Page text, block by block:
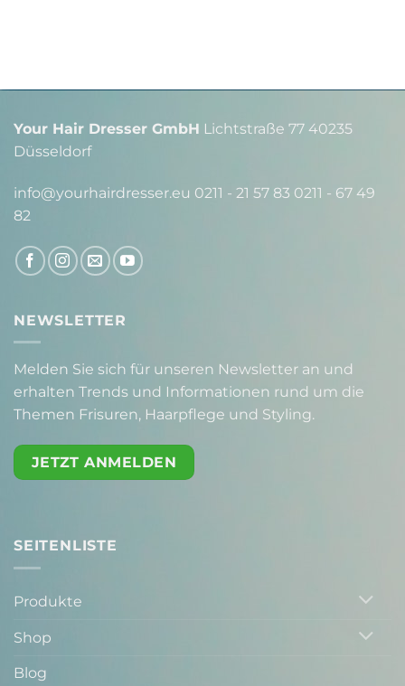
Your Hair Dresser GmbH Lichtstraße 77 40235
Düsseldorf
info@yourhairdresser.eu 0211 - 21 57 83 0211 - 67 49
82
NEWSLETTER
Melden Sie sich für unseren Newsletter an und
erhalten Trends und Informationen rund um die
Themen Frisuren, Haarpflege und Styling.
JETZT ANMELDEN
SEITENLISTE
Produkte
Shop
Blog